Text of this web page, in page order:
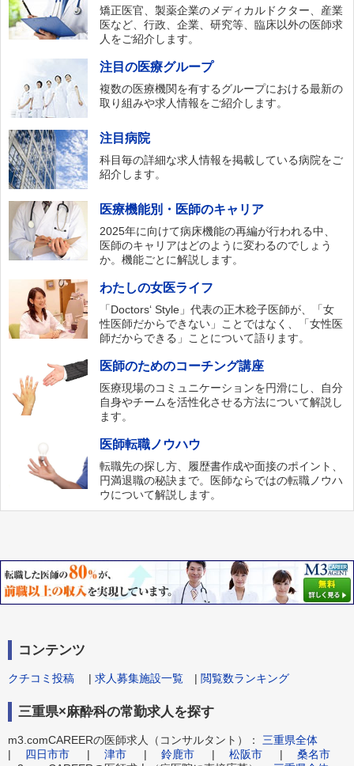
矯正医官、製薬企業のメディカルドクター、産業
医など、行政、企業、研究等、臨床以外の医師求
人をご紹介します。
注目の医療グループ
複数の医療機関を有するグループにおける最新の
取り組みや求人情報をご紹介します。
注目病院
科目毎の詳細な求人情報を掲載している病院をご
紹介します。
医療機能別・医師のキャリア
2025年に向けて病床機能の再編が行われる中、
医師のキャリアはどのように変わるのでしょう
か。機能ごとに解説します。
わたしの女医ライフ
「Doctors‘ Style」代表の正木稔子医師が、「女
性医師だからできない」ことではなく、「女性医
師だからできる」ことについて語ります。
医師のためのコーチング講座
医療現場のコミュニケーションを円滑にし、自分
自身やチームを活性化させる方法について解説し
ます。
医師転職ノウハウ
転職先の探し方、履歴書作成や面接のポイント、
円満退職の秘訣まで。医師ならではの転職ノウハ
ウについて解説します。
コンテンツ
クチコミ投稿 | 求人募集施設一覧 | 閲覧数ランキング
三重県×麻酔科の常勤求人を探す
m3.comCAREERの医師求人（コンサルタント）： 三重県全体
| 四日市市 | 津市 | 鈴鹿市 | 松阪市 | 桑名市